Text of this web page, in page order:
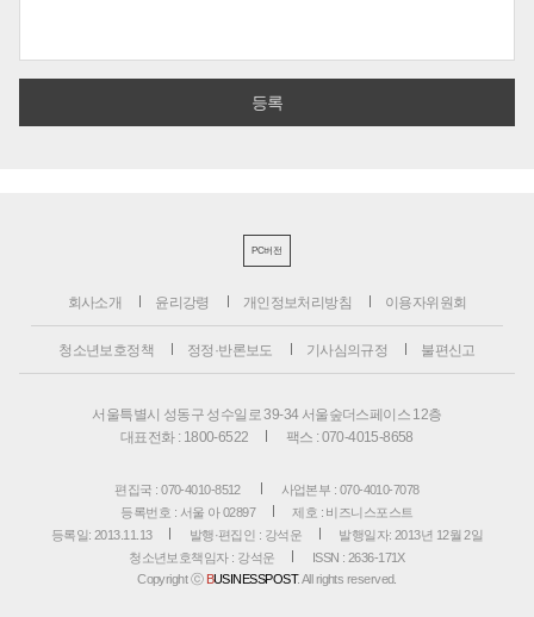
PC버전
회사소개 윤리강령 개인정보처리방침 이용자위원회
청소년보호정책 정정·반론보도 기사심의규정 불편신고
서울특별시 성동구 성수일로 39-34 서울숲더스페이스 12층
대표전화 : 1800-6522
팩스 : 070-4015-8658
편집국 : 070-4010-8512
사업본부 : 070-4010-7078
등록번호 : 서울 아 02897
제호 : 비즈니스포스트
등록일: 2013.11.13
발행·편집인 : 강석운
발행일자: 2013년 12월 2일
청소년보호책임자 : 강석운
ISSN : 2636-171X
Copyright ⓒ BUSINESSPOST. All rights reserved.